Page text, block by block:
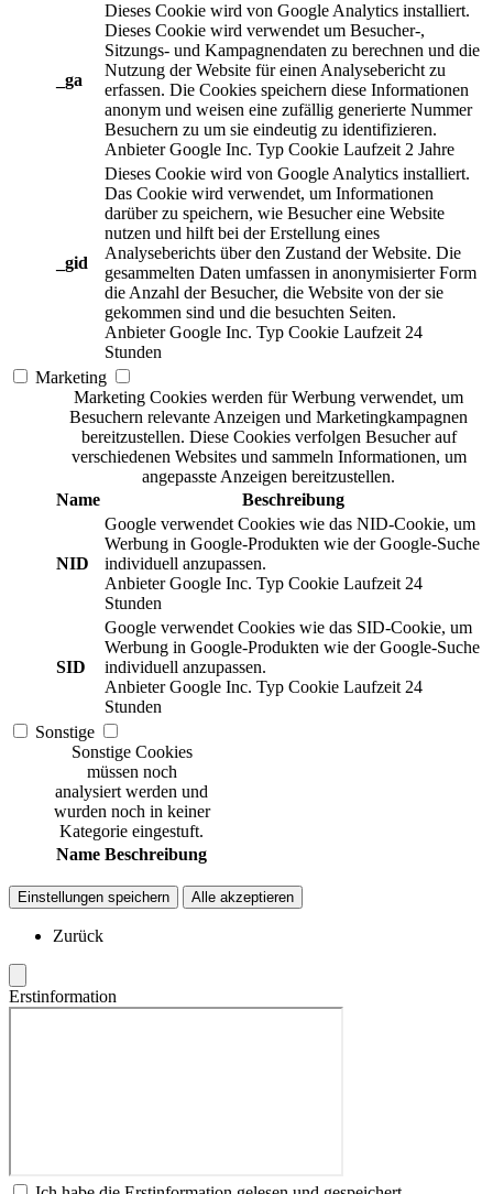
_ga
Dieses Cookie wird von Google Analytics installiert.
Dieses Cookie wird verwendet um Besucher-,
Sitzungs- und Kampagnendaten zu berechnen und die
Nutzung der Website für einen Analysebericht zu
erfassen. Die Cookies speichern diese Informationen
anonym und weisen eine zufällig generierte Nummer
Besuchern zu um sie eindeutig zu identifizieren.
Anbieter Google Inc. Typ Cookie Laufzeit 2 Jahre
_gid
Dieses Cookie wird von Google Analytics installiert.
Das Cookie wird verwendet, um Informationen
darüber zu speichern, wie Besucher eine Website
nutzen und hilft bei der Erstellung eines
Analyseberichts über den Zustand der Website. Die
gesammelten Daten umfassen in anonymisierter Form
die Anzahl der Besucher, die Website von der sie
gekommen sind und die besuchten Seiten.
Anbieter Google Inc. Typ Cookie Laufzeit 24
Stunden
Marketing
Marketing Cookies werden für Werbung verwendet, um
Besuchern relevante Anzeigen und Marketingkampagnen
bereitzustellen. Diese Cookies verfolgen Besucher auf
verschiedenen Websites und sammeln Informationen, um
angepasste Anzeigen bereitzustellen.
Name
Beschreibung
NID
Google verwendet Cookies wie das NID-Cookie, um
Werbung in Google-Produkten wie der Google-Suche
individuell anzupassen.
Anbieter Google Inc. Typ Cookie Laufzeit 24
Stunden
SID
Google verwendet Cookies wie das SID-Cookie, um
Werbung in Google-Produkten wie der Google-Suche
individuell anzupassen.
Anbieter Google Inc. Typ Cookie Laufzeit 24
Stunden
Sonstige
Sonstige Cookies
müssen noch
analysiert werden und
wurden noch in keiner
Kategorie eingestuft.
Name Beschreibung
Einstellungen speichern Alle akzeptieren
Zurück
Erstinformation